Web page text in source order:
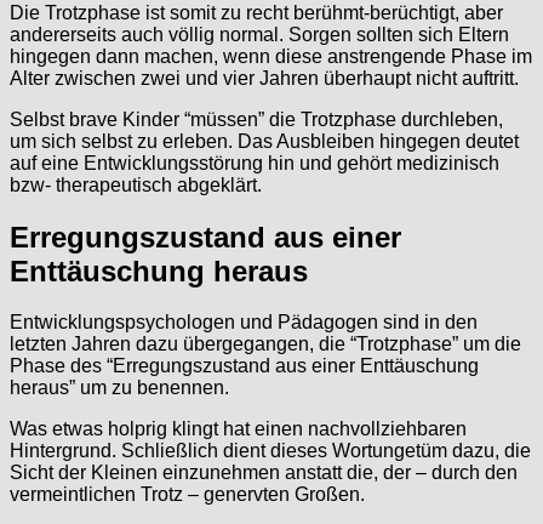
Die Trotzphase ist somit zu recht berühmt-berüchtigt, aber
andererseits auch völlig normal. Sorgen sollten sich Eltern
hingegen dann machen, wenn diese anstrengende Phase im
Alter zwischen zwei und vier Jahren überhaupt nicht auftritt.
Selbst brave Kinder “müssen” die Trotzphase durchleben,
um sich selbst zu erleben. Das Ausbleiben hingegen deutet
auf eine Entwicklungsstörung hin und gehört medizinisch
bzw- therapeutisch abgeklärt.
Erregungszustand aus einer
Enttäuschung heraus
Entwicklungspsychologen und Pädagogen sind in den
letzten Jahren dazu übergegangen, die “Trotzphase” um die
Phase des “Erregungszustand aus einer Enttäuschung
heraus” um zu benennen.
Was etwas holprig klingt hat einen nachvollziehbaren
Hintergrund. Schließlich dient dieses Wortungetüm dazu, die
Sicht der Kleinen einzunehmen anstatt die, der – durch den
vermeintlichen Trotz – genervten Großen.